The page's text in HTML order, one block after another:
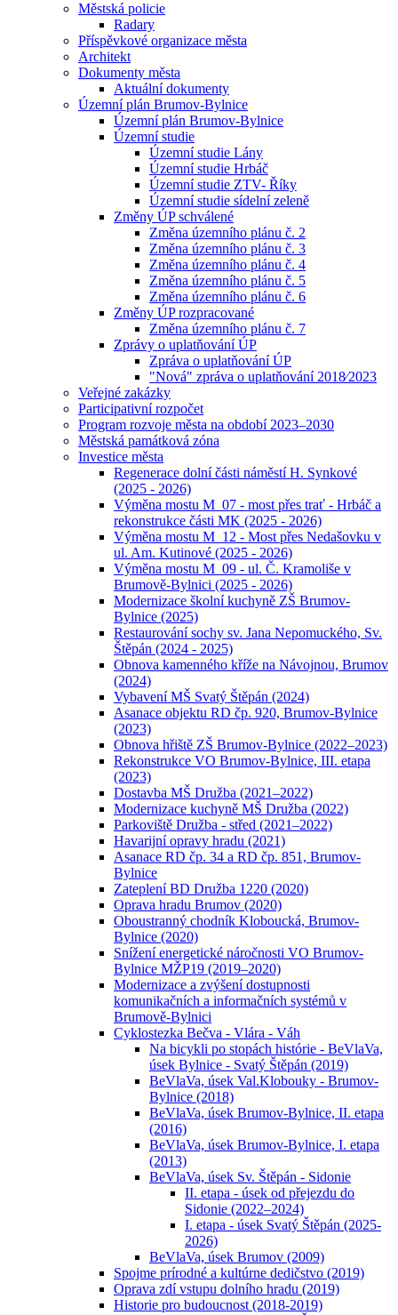
Městská policie
Radary
Příspěvkové organizace města
Architekt
Dokumenty města
Aktuální dokumenty
Územní plán Brumov-Bylnice
Územní plán Brumov-Bylnice
Územní studie
Územní studie Lány
Územní studie Hrbáč
Územní studie ZTV- Říky
Územní studie sídelní zeleně
Změny ÚP schválené
Změna územního plánu č. 2
Změna územního plánu č. 3
Změna územního plánu č. 4
Změna územního plánu č. 5
Změna územního plánu č. 6
Změny ÚP rozpracované
Změna územního plánu č. 7
Zprávy o uplatňování ÚP
Zpráva o uplatňování ÚP
"Nová" zpráva o uplatňování 2018⁄2023
Veřejné zakázky
Participativní rozpočet
Program rozvoje města na období 2023–2030
Městská památková zóna
Investice města
Regenerace dolní části náměstí H. Synkové
(2025 - 2026)
Výměna mostu M_07 - most přes trať - Hrbáč a
rekonstrukce části MK (2025 - 2026)
Výměna mostu M_12 - Most přes Nedašovku v
ul. Am. Kutinové (2025 - 2026)
Výměna mostu M_09 - ul. Č. Kramoliše v
Brumově-Bylnici (2025 - 2026)
Modernizace školní kuchyně ZŠ Brumov-
Bylnice (2025)
Restaurování sochy sv. Jana Nepomuckého, Sv.
Štěpán (2024 - 2025)
Obnova kamenného kříže na Návojnou, Brumov
(2024)
Vybavení MŠ Svatý Štěpán (2024)
Asanace objektu RD čp. 920, Brumov-Bylnice
(2023)
Obnova hřiště ZŠ Brumov-Bylnice (2022–2023)
Rekonstrukce VO Brumov-Bylnice, III. etapa
(2023)
Dostavba MŠ Družba (2021–2022)
Modernizace kuchyně MŠ Družba (2022)
Parkoviště Družba - střed (2021–2022)
Havarijní opravy hradu (2021)
Asanace RD čp. 34 a RD čp. 851, Brumov-
Bylnice
Zateplení BD Družba 1220 (2020)
Oprava hradu Brumov (2020)
Oboustranný chodník Kloboucká, Brumov-
Bylnice (2020)
Snížení energetické náročnosti VO Brumov-
Bylnice MŽP19 (2019–2020)
Modernizace a zvýšení dostupnosti
komunikačních a informačních systémů v
Brumově-Bylnici
Cyklostezka Bečva - Vlára - Váh
Na bicykli po stopách histórie - BeVlaVa,
úsek Bylnice - Svatý Štěpán (2019)
BeVlaVa, úsek Val.Klobouky - Brumov-
Bylnice (2018)
BeVlaVa, úsek Brumov-Bylnice, II. etapa
(2016)
BeVlaVa, úsek Brumov-Bylnice, I. etapa
(2013)
BeVlaVa, úsek Sv. Štěpán - Sidonie
II. etapa - úsek od přejezdu do
Sidonie (2022–2024)
I. etapa - úsek Svatý Štěpán (2025-
2026)
BeVlaVa, úsek Brumov (2009)
Spojme prírodné a kultúrne dedičstvo (2019)
Oprava zdí vstupu dolního hradu (2019)
Historie pro budoucnost (2018-2019)